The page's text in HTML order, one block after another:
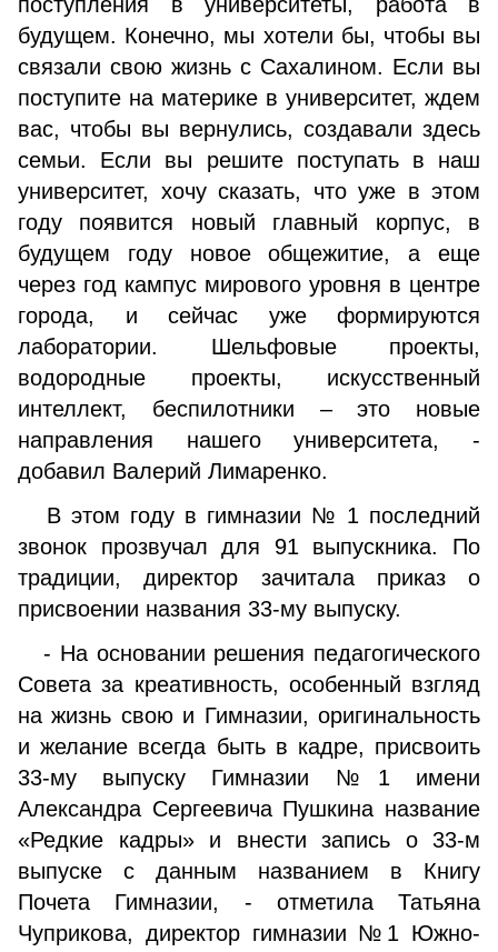
будущем. Конечно, мы хотели бы, чтобы вы
связали свою жизнь с Сахалином. Если вы
поступите на материке в университет, ждем
вас, чтобы вы вернулись, создавали здесь
семьи. Если вы решите поступать в наш
университет, хочу сказать, что уже в этом
году появится новый главный корпус, в
будущем году новое общежитие, а еще
через год кампус мирового уровня в центре
города, и сейчас уже формируются
лаборатории. Шельфовые проекты,
водородные проекты, искусственный
интеллект, беспилотники – это новые
направления нашего университета, -
добавил Валерий Лимаренко.
В этом году в гимназии № 1 последний
звонок прозвучал для 91 выпускника. По
традиции, директор зачитала приказ о
присвоении названия 33-му выпуску.
- На основании решения педагогического
Совета за креативность, особенный взгляд
на жизнь свою и Гимназии, оригинальность
и желание всегда быть в кадре, присвоить
33-му выпуску Гимназии №1 имени
Александра Сергеевича Пушкина название
«Редкие кадры» и внести запись о 33-м
выпуске с данным названием в Книгу
Почета Гимназии, - отметила Татьяна
Чуприкова, директор гимназии №1 Южно-